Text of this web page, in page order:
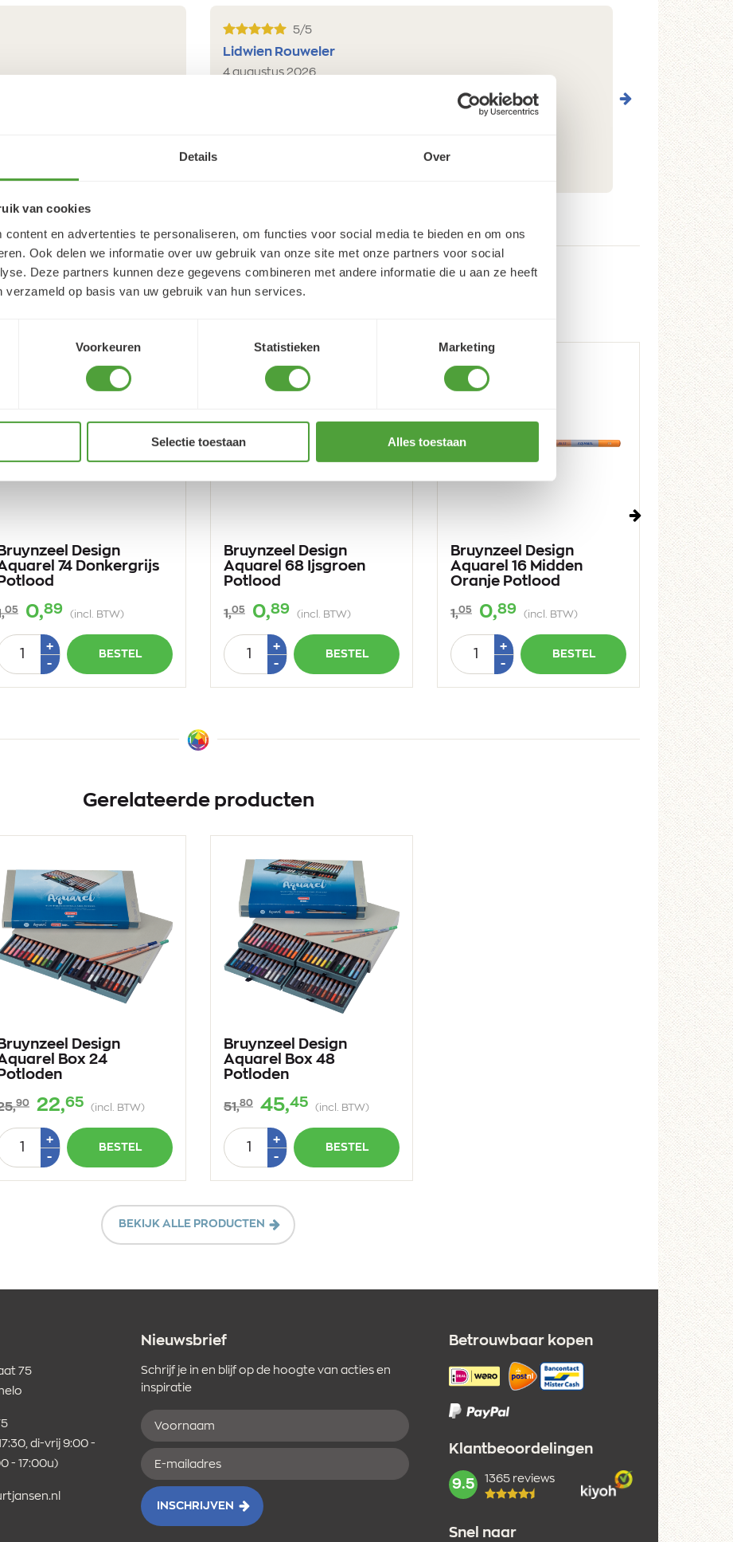
Details Over
van cookies
content en advertenties te personaliseren, om functies voor social media te bieden en om ons
Ook delen we informatie over uw gebruik van onze site met onze partners voor social
Deze partners kunnen deze gegevens combineren met andere informatie die u aan ze heeft
verzameld op basis van uw gebruik van hun services.
Voorkeuren Statistieken Marketing
Selectie toestaan Alles toestaan
j'ai trouvé très
5/5
Lidwien Rouweler
4 augustus 2026
Bruynzeel Design
74 Donkergrijs
Potlood
05 0,89 (incl. BTW)
+Plus
-Min
BESTEL
Bruynzeel Design
Aquarel 68 Ijsgroen
Potlood
1,05 0,89 (incl. BTW)
Aantal +Plus
-Min
BESTEL
Bruynzeel Design
Aquarel 16 Midden
Oranje Potlood
1,05 0,89 (incl. BTW)
Aantal +Plus
-Min
BESTEL
05 0,
Aantal
-
Volgende
Gerelateerde producten
Bruynzeel Design
Box 24
Potloden
90 22,65 (incl. BTW)
+Plus
-Min
BESTEL
Bruynzeel Design
Aquarel Box 48
Potloden
51,80 45,45 (incl. BTW)
Aantal +Plus
-Min
BESTEL
BEKIJK ALLE PRODUCTEN
75
di-vrij 9:00 -
- 17:00u)
Nieuwsbrief
Schrijf je in en blijf op de hoogte van acties en
inspiratie
Voornaam
E-
mailadres
INSCHRIJVEN
Betrouwbaar kopen
Klantbeoordelingen
mark:
9.5 1365 reviews
Snel naar